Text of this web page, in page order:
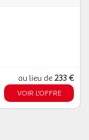
au lieu de 233 €
VOIR L'OFFRE